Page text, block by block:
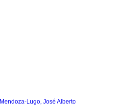
Mendoza-Lugo, José Alberto